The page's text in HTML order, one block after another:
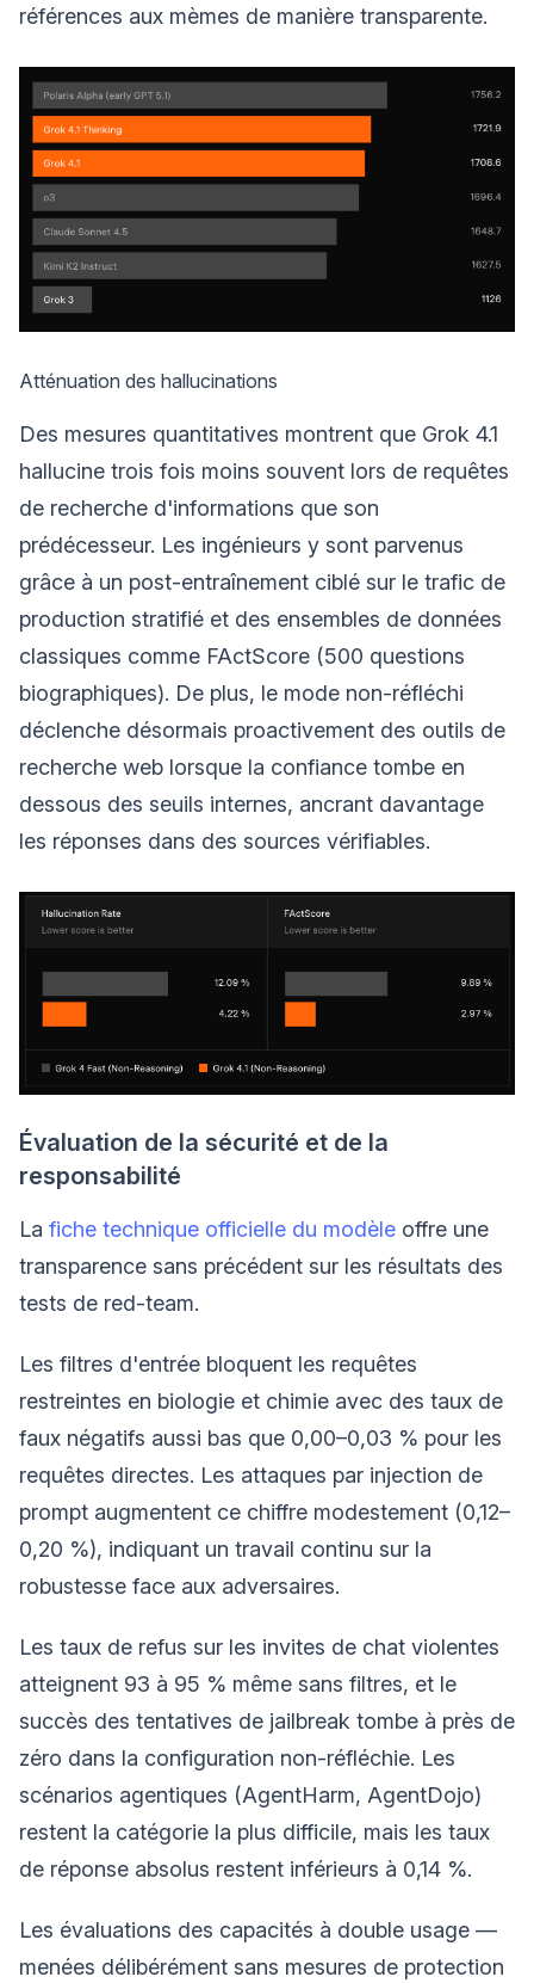
références aux mèmes de manière transparente.
Atténuation des hallucinations
Des mesures quantitatives montrent que Grok 4.1
hallucine trois fois moins souvent lors de requêtes
de recherche d'informations que son
prédécesseur. Les ingénieurs y sont parvenus
grâce à un post-entraînement ciblé sur le trafic de
production stratifié et des ensembles de données
classiques comme FActScore (500 questions
biographiques). De plus, le mode non-réfléchi
déclenche désormais proactivement des outils de
recherche web lorsque la confiance tombe en
dessous des seuils internes, ancrant davantage
les réponses dans des sources vérifiables.
Évaluation de la sécurité et de la
responsabilité
La fiche technique officielle du modèle offre une
transparence sans précédent sur les résultats des
tests de red-team.
Les filtres d'entrée bloquent les requêtes
restreintes en biologie et chimie avec des taux de
faux négatifs aussi bas que 0,00–0,03 % pour les
requêtes directes. Les attaques par injection de
prompt augmentent ce chiffre modestement (0,12–
0,20 %), indiquant un travail continu sur la
robustesse face aux adversaires.
Les taux de refus sur les invites de chat violentes
atteignent 93 à 95 % même sans filtres, et le
succès des tentatives de jailbreak tombe à près de
zéro dans la configuration non-réfléchie. Les
scénarios agentiques (AgentHarm, AgentDojo)
restent la catégorie la plus difficile, mais les taux
de réponse absolus restent inférieurs à 0,14 %.
Les évaluations des capacités à double usage —
menées délibérément sans mesures de protection